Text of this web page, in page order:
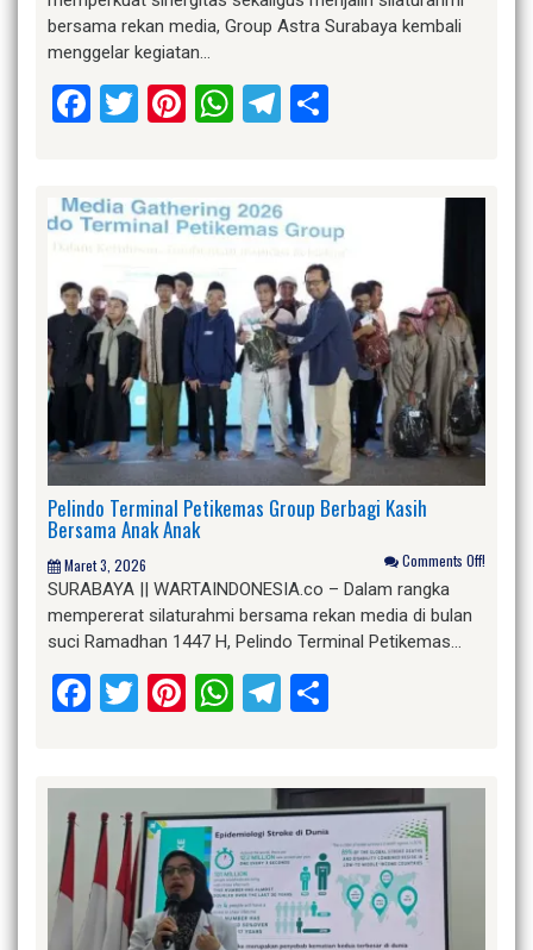
bersama rekan media, Group Astra Surabaya kembali
menggelar kegiatan…
Facebook
Twitter
Pinterest
WhatsApp
Telegram
Pelindo Terminal Petikemas Group Berbagi Kasih
Bersama Anak Anak
Maret 3, 2026 Comments Off!
SURABAYA || WARTAINDONESIA.co – Dalam rangka
mempererat silaturahmi bersama rekan media di bulan
suci Ramadhan 1447 H, Pelindo Terminal Petikemas…
Facebook
Twitter
Pinterest
WhatsApp
Telegram